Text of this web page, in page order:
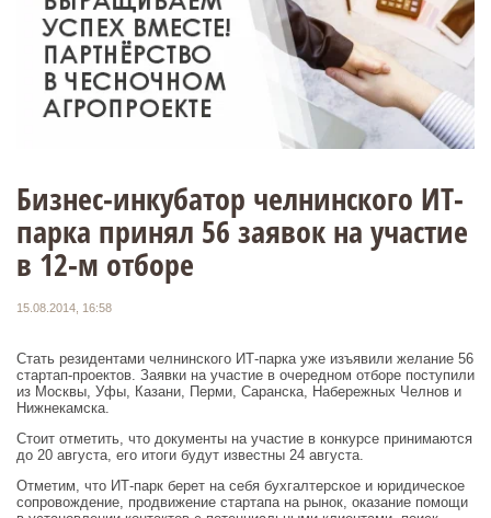
Бизнес-инкубатор челнинского ИТ-
парка принял 56 заявок на участие
в 12-м отборе
15.08.2014, 16:58
Стать резидентами челнинского ИТ-парка уже изъявили желание 56
стартап-проектов. Заявки на участие в очередном отборе поступили
из Москвы, Уфы, Казани, Перми, Саранска, Набережных Челнов и
Нижнекамска.
Стоит отметить, что документы на участие в конкурсе принимаются
до 20 августа, его итоги будут известны 24 августа.
Отметим, что ИТ-парк берет на себя бухгалтерское и юридическое
сопровождение, продвижение стартапа на рынок, оказание помощи